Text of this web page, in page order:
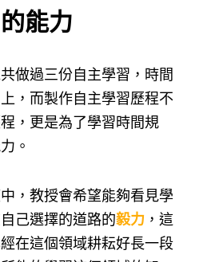
能力
做過三份自主學習，時間
，而製作自主學習歷程不
，更是為了學習時間規
。
，教授會希望能夠看見學
己選擇的道路的毅力 ，這
在這個領域耕耘好長一段